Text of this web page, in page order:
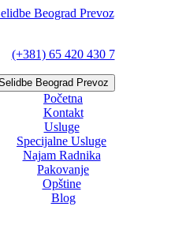
(+381) 65 420 430 7
Početna
Kontakt
Usluge
Specijalne Usluge
Najam Radnika
Pakovanje
Opštine
Blog